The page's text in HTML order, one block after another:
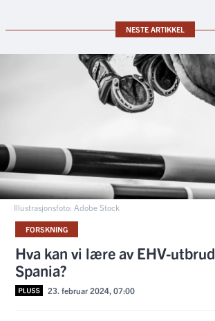
NESTE ARTIKKEL
Illustrasjonsfoto: Adobe Stock
FORSKNING
Hva kan vi lære av EHV-
Spania?
23. februar 2024, 07:00